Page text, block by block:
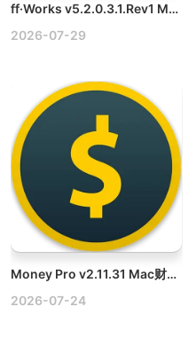
ff·Works v5.2.0.3.1.Rev1 Mac多媒体编辑软件
2026-07-29
Money Pro v2.11.31 Mac财务账单管理工具破解版
2026-07-24